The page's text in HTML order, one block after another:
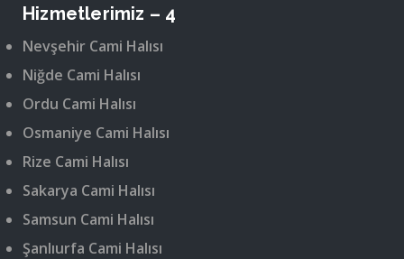
Hizmetlerimiz – 4
Nevşehir Cami Halısı
Niğde Cami Halısı
Ordu Cami Halısı
Osmaniye Cami Halısı
Rize Cami Halısı
Sakarya Cami Halısı
Samsun Cami Halısı
Şanlıurfa Cami Halısı